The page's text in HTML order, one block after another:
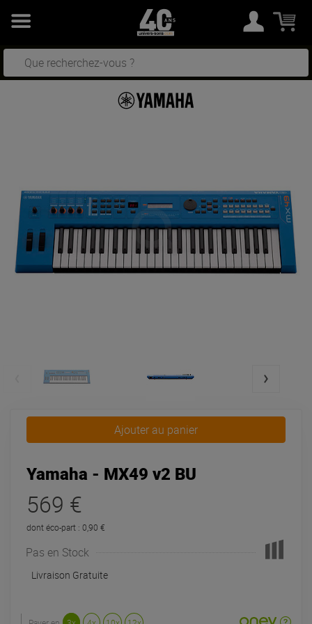
Ajouter au panier
Yamaha - MX49 v2 BU
569 €
dont éco-part : 0,90 €
Pas en Stock
Livraison Gratuite